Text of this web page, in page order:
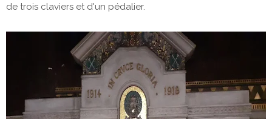
de trois claviers et d'un pédalier.